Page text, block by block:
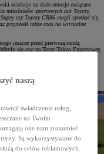
oczekuje na duże emocje związane
miłośników sportowych aut Toyoty,
czy Toyoty GR86 mogli spotkać się
przyszedł także czas na wirtualne
jeszcze przed pierwszą rundą
się one na Torze Tokyo Expressway,
jazdy Toyota GR Supra w seryjnej,
jednak bardziej doświadczeni
rundach wyłoniono finałową
w pierwszym sezonie TOYOTA
naszą
świadczenie usług,
na Twoim
one nam zrozumieć
Są wykorzystywane do
do celów reklamowych.